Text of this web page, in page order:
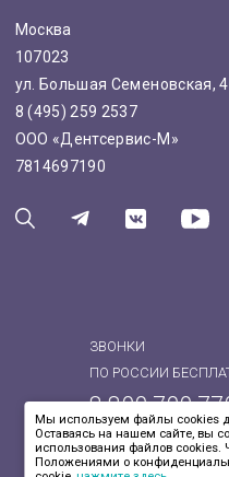
ЗВОНКИ
ПО РОССИИ
8 800 700
8 (495) 259
Москва
107023
ул. Большая Семеновская,
8 (495) 259 2537
ООО «Дентсервис-М»
7814697190
Мы используем файлы cookies
Оставаясь на нашем сайте, вы
использования файлов
Положениями о